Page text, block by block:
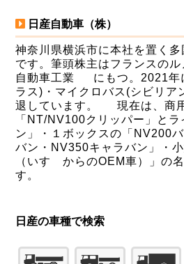
日産自動車（株）
神奈川県横浜市に本社を置く
です。筆頭株主はフランスの
自動車工業 にもつ。2021年
ラス)・マイクロバス(シビリア
退しています。 現在は、商
「NT/NV100クリッパー」と
ン」・１ボックスの「NV200
バン・NV350キャラバン」・
（いすゞからのOEM車）」の
す。
日産の車種で検索